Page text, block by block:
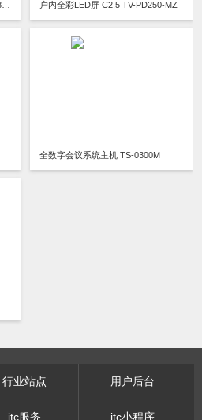
语音转写字幕安卓客户端软件 TS-8673AR软件 V6.57 户内全彩LED屏 C2.5 TV-PD250-MZ
全数字会议系统主机 TS-0300M
行业站点 用户后台
itc服务 itc小程序